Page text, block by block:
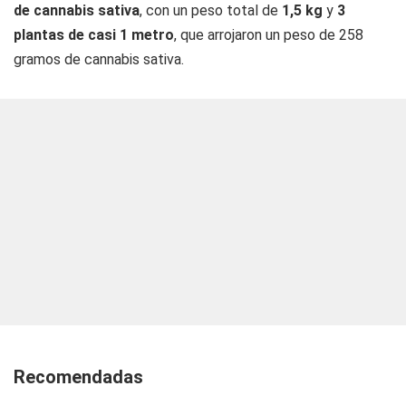
de cannabis sativa, con un peso total de 1,5 kg y 3
plantas de casi 1 metro, que arrojaron un peso de 258
gramos de cannabis sativa.
Recomendadas